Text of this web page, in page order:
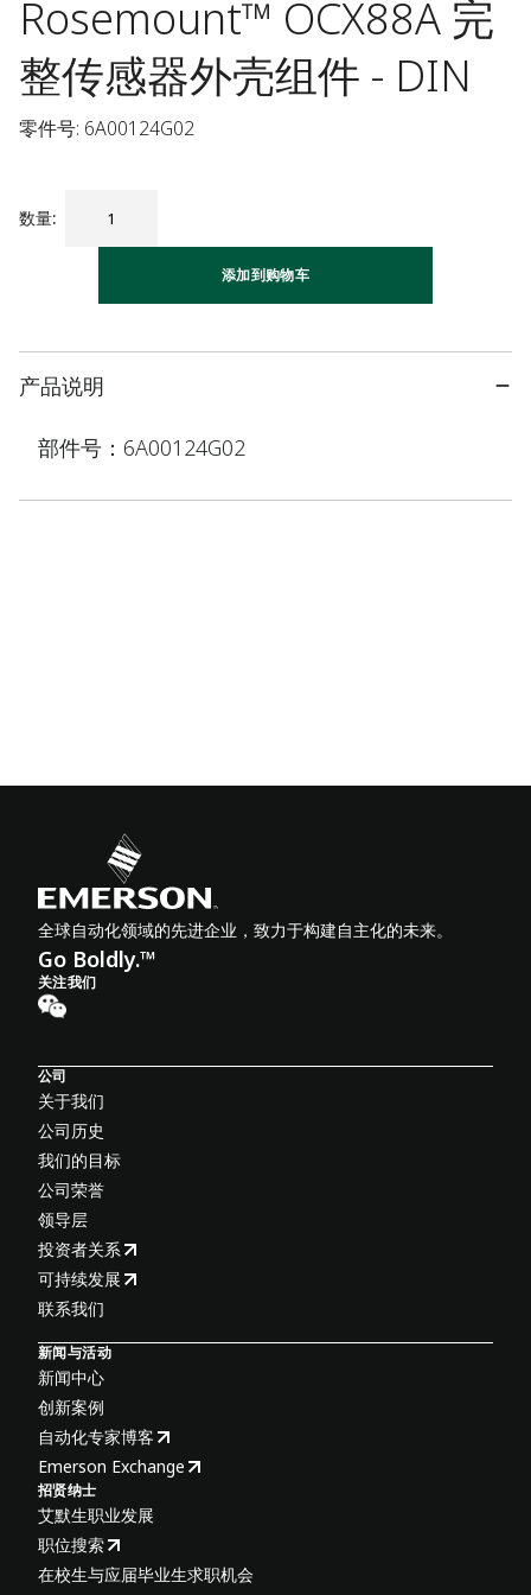
Rosemount™ OCX88A 完
整传感器外壳组件 - DIN
零件号: 6A00124G02
数量:
添加到购物车
产品说明
部件号：6A00124G02
全球自动化领域的先进企业，致力于构建自主化的未来。
Go Boldly.™
关注我们
公司
关于我们
公司历史
我们的目标
公司荣誉
领导层
投资者关系
可持续发展
联系我们
新闻与活动
新闻中心
创新案例
自动化专家博客
Emerson Exchange
招贤纳士
艾默生职业发展
职位搜索
在校生与应届毕业生求职机会